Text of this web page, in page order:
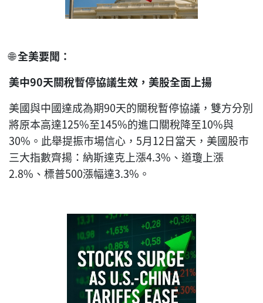
🌐全美要聞：
美中90天關稅暫停協議生效 ， 美股全面上揚
美國與中國達成為期90天的關稅暫停協議，雙方分別
將原本高達125%至145%的進口關稅降至10%與
30%。此舉提振市場信心，5月12日當天，美國股市
三大指數齊揚：納斯達克上漲4.3%、道瓊上漲
2.8%、標普500漲幅達3.3%。